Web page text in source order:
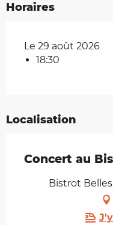
Horaires
Le 29 août 2026
18:30
Localisation
Concert au
Bistrot